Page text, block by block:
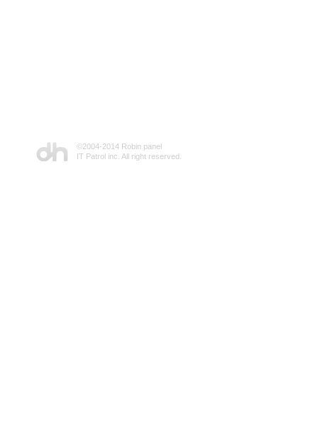
©2004-2014 Robin panel
IT Patrol inc. All right reserved.